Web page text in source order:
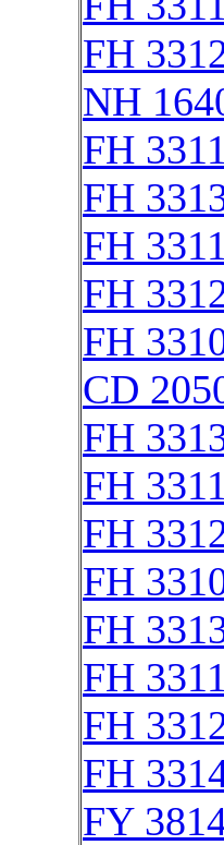
FH
NH
FH
FH
FH
FH
FH
CD
FH
FH
FH
FH
FH
FH
FH
FH
FY